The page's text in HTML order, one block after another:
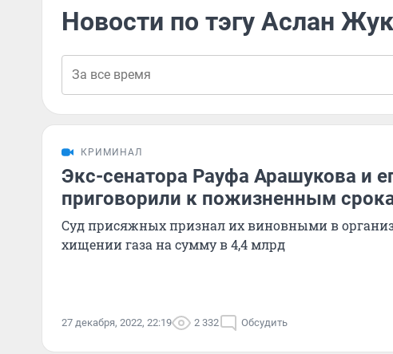
Новости по тэгу Аслан
КРИМИНАЛ
Экс-сенатора Рауфа Арашукова и
приговорили к пожизненным
Суд присяжных признал их виновными в
хищении газа на сумму в 4,4 млрд
27 декабря, 2022, 22:19 2 332 Обсудить